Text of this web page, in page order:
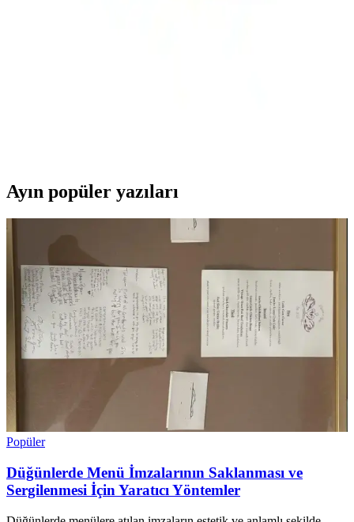
Ayın popüler yazıları
Popüler
Düğünlerde Menü İmzalarının Saklanması ve
Sergilenmesi İçin Yaratıcı Yöntemler